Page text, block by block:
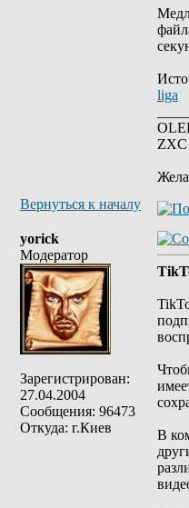
liga
ZXC
Вернуться к началу
yorick
Модератор
Зарегистрирован:
27.04.2004
Сообщения: 96473
Откуда: г.Киев
В